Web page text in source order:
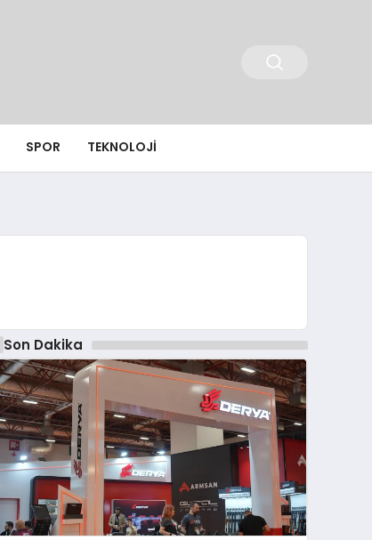
SPOR TEKNOLOJI
Son Dakika